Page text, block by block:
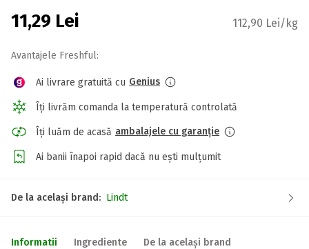
11,29 Lei 112,90 Lei/kg
Avantajele Freshful:
Ai livrare gratuită cu Genius
Îți livrăm comanda la temperatură controlată
Îți luăm de acasă ambalajele cu garanție
Ai banii înapoi rapid dacă nu ești mulțumit
De la același brand: Lindt
Informatii Ingrediente De la același brand